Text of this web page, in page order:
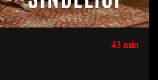
43 min